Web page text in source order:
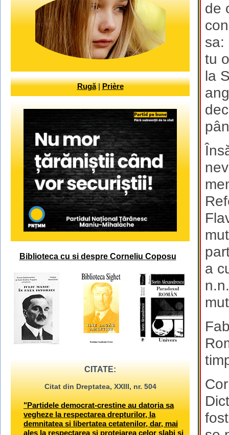
de
sa:
tu
la
a
Rugă|Prière
Biblioteca cu si despre Corneliu Coposu
CITATE:
Citat din Dreptatea, XXIII, nr. 504
"Partidele democrat-crestine au datoria sa
vegheze la respectarea drepturilor, la
demnitatea si libertatea cetatenilor, dar, mai
ales la respectarea si protejarea celor slabi si